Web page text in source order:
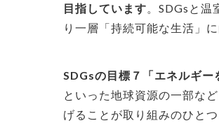
目指しています
SDGsと温
り一層「持続可能な生活」
SDGsの目標７「エネルギ
といった地球資源の一部な
げることが取り組みのひと